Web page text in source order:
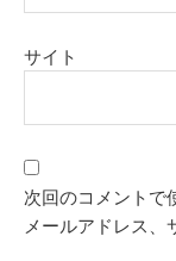
サイト
次回のコメントで
メールアドレス、